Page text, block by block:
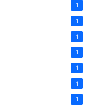
1
1
1
1
1
1
1